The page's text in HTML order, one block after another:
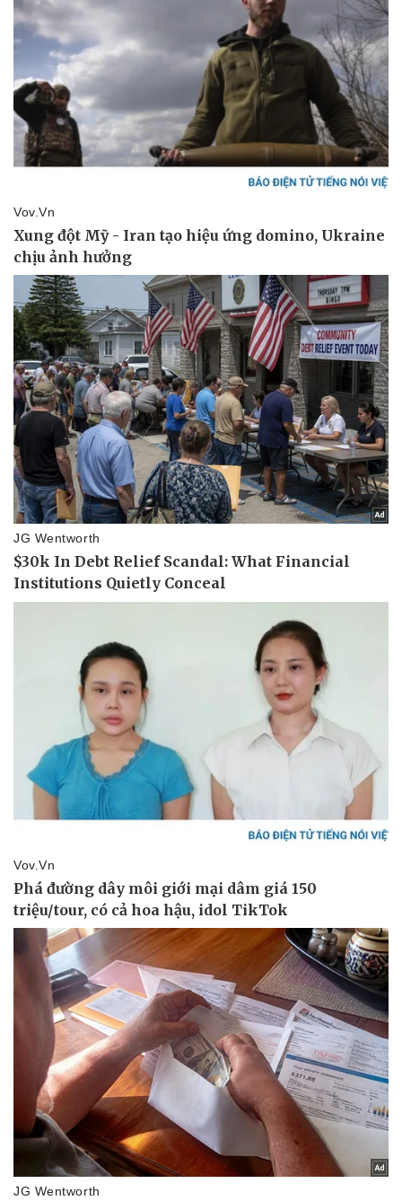
Thể thao
Bóng đá
Lịch thi đấu bóng đá
Thế giới thể thao
eSports
Hậu trường
Ô tô - Xe máy
Ô tô
Xe máy
Tư vấn